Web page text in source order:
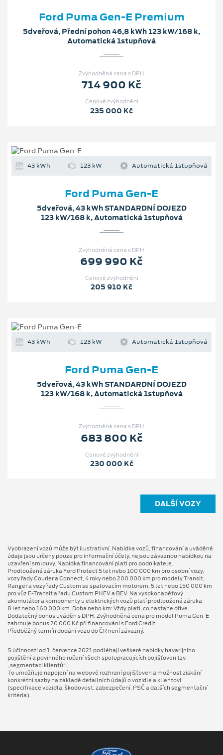
Ford Puma Gen-E Premium
5dveřová, Přední pohon 46,8 kWh 123 kW/168 k,
Automatická 1stupňová
Zvýhodněná cena s DPH
714 900 Kč
Cenové zvýhodnění
235 000 Kč
43 kWh 123 kW Automatická 1stupňová
Ford Puma Gen-E
5dveřová, 43 kWh STANDARDNÍ DOJEZD
123 kW/168 k, Automatická 1stupňová
Zvýhodněná cena s DPH
699 990 Kč
Cenové zvýhodnění
205 910 Kč
43 kWh 123 kW Automatická 1stupňová
Ford Puma Gen-E
5dveřová, 43 kWh STANDARDNÍ DOJEZD
123 kW/168 k, Automatická 1stupňová
Zvýhodněná cena s DPH
683 800 Kč
Cenové zvýhodnění
230 000 Kč
DALŠÍ VOZY
Vyobrazení vozů může být ilustrativní. Nabídka vozů, financování a uváděné
údaje jsou určeny pouze pro informační účely, nejsou závaznou nabídkou na
uzavření smlouvy. Nabídka financování platí pro podnikatele.
Prodloužená záruka Ford Protect 5 let nebo 100 000 km pro osobní vozy,
vozy řady Courier a Connect, 4 roky nebo 200 000 km pro modely Transit,
Ranger a vozy řady Custom se spalovacím motorem, 5 let nebo 150 000 km
pro vůz E-Transit a řadu Custom PHEV a BEV. Na vysokonapěťový
akumulátor a komponenty u elektrických vozů platí prodloužená záruka
8 let nebo 160 000 km. Doba nebo km: Vždy platí, co nastane dříve.
Dodatečný bonus uváděn s DPH. Zvýhodněná cena pro model Puma Gen⁠-⁠E
zahrnuje bonus 20 000 Kč při financování s Ford Credit.
Předběžný termín dodání vozu do ČR není závazný.
S účinností od 1. července 2021 podléhají veškeré nabídky havarijního
pojištění a povinného ručení všech spolupracujících pojišťoven tzv.
„segmentaci klientů“.
To umožňuje napojení na webové rozhraní pojišťoven a možnost získání
konkrétní sazby na základě detailních údajů o vozidle a klientovi
(specifikace vozidla, škodovost, zabezpečení, PSČ a dalších segmentační
kritéria).